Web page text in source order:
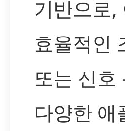
기반으로,
효율적인
또는 신호
다양한 애